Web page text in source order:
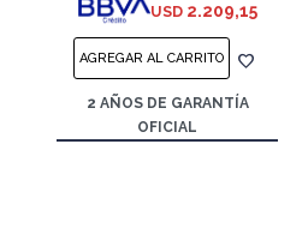
USD 2.209,15
2 AÑOS DE GARANTÍA
OFICIAL